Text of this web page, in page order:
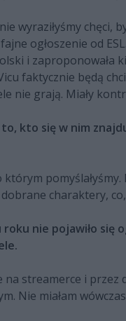
wyraziłyśmy chęci,
ogłoszenie od
i zaproponowała
faktycznie będą
nie grają. Miały
to, kto się w nim
którym
charaktery,
nie pojawiło się
na streamerce i
Nie miałam